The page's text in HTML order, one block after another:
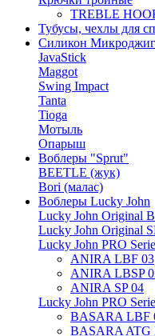
TREBLE
Тубусы, чехлы для
Силикон Микроджиг
JavaStick
Maggot
Swing Impact
Tanta
Tioga
Мотыль
Опарыш
Воблеры "Sprut"
BEETLE (жук)
Bori (малас)
Воблеры Lucky John
Lucky John Original
Lucky John Original
Lucky John PRO
ANIRA LBF 03
ANIRA LBSP
ANIRA SP 04
Lucky John PRO
BASARA LBF
BASARA ATG